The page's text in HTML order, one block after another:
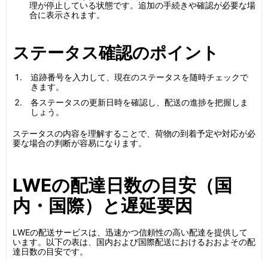
理が停止している状態です。追加の手続きや確認が必要な場
合に表示されます。
ステータス確認のポイント
追跡番号を入力して、現在のステータスを随時チェックで
きます。
各ステータスの更新日時を確認し、配送の進捗を把握しま
しょう。
ステータスの内容を理解することで、荷物の到着予定や対応が必
要な場合の判断が容易になります。
LWEの配達日数の目安（国
内・国際）と遅延要因
LWEの配送サービスは、迅速かつ信頼性の高い配達を提供して
います。以下の表は、国内および国際配送におけるおおよその配
達日数の目安です。